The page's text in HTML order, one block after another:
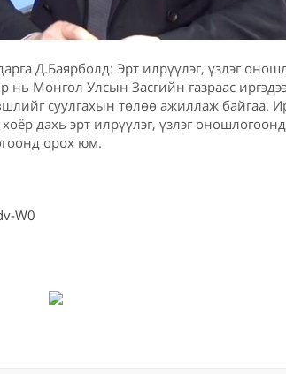
Д.Баярболд: Эрт илрүүлэг, үзлэг
Монгол Улсын Засгийн газраас
суулгахын төлөө ажиллаж байгаа.
дахь эрт илрүүлэг, үзлэг оношлогоонд
орох юм.
W0